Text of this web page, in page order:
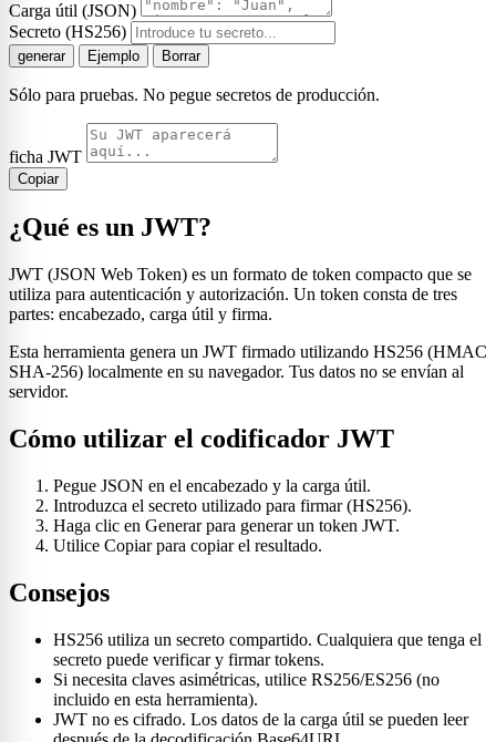
Carga útil (JSON)
Secreto (HS256)
generar Ejemplo Borrar
Sólo para pruebas. No pegue secretos de producción.
ficha JWT
Copiar
¿Qué es un JWT?
JWT (JSON Web Token) es un formato de token compacto que se
utiliza para autenticación y autorización. Un token consta de tres
partes: encabezado, carga útil y firma.
Esta herramienta genera un JWT firmado utilizando HS256 (HMAC
SHA-256) localmente en su navegador. Tus datos no se envían al
servidor.
Cómo utilizar el codificador JWT
Pegue JSON en el encabezado y la carga útil.
Introduzca el secreto utilizado para firmar (HS256).
Haga clic en Generar para generar un token JWT.
Utilice Copiar para copiar el resultado.
Consejos
HS256 utiliza un secreto compartido. Cualquiera que tenga el
secreto puede verificar y firmar tokens.
Si necesita claves asimétricas, utilice RS256/ES256 (no
incluido en esta herramienta).
JWT no es cifrado. Los datos de la carga útil se pueden leer